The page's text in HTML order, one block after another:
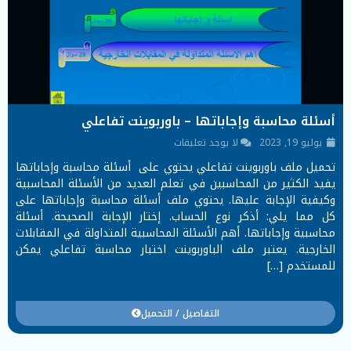
أسئلة محاسبة وإجاباتها – باوربوينت تفاعلي
يوليو 19, 2023 لا يوجد تعليقات
تحميل ملف باوربوينت تفاعلي يحتوي على أسئلة محاسبة وإجاباتها
يفيد الكثير من المحاسبين في تعلم العديد من الأسئلة المحاسبية
وكيفية الإجابة عليها. يحتوي ملف أسئلة محاسبة وإجاباتها على
كل مما يلي: أذكر نوع الحساب. إختار الإجابة الصحيحة. أسئلة
محاسبية وإجاباتها. أهم الأسئلة المحاسبية المتداولة في المقابلات
الخارجية. يعتبر ملف الباوربوينت اختبار محاسبة تفاعلي يمكن
للمستخدم […]
التفاصيل / التحميل